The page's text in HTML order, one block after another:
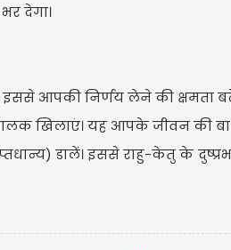
देगा।
आपकी निर्णय लेने की क्षमता
खिलाएं। यह आपके जीवन की
डालें। इससे राहु-केतु के